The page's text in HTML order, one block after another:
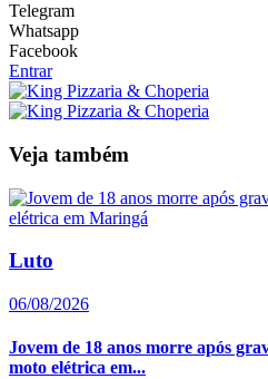
Telegram
Whatsapp
Facebook
Entrar
Veja também
Luto
06/08/2026
Jovem de 18 anos morre após
moto elétrica em...